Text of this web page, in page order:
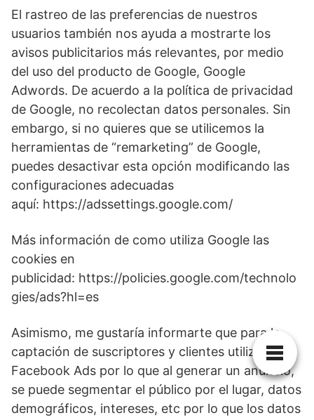
El rastreo de las preferencias de nuestros
usuarios también nos ayuda a mostrarte los
avisos publicitarios más relevantes, por medio
del uso del producto de Google, Google
Adwords. De acuerdo a la política de privacidad
de Google, no recolectan datos personales. Sin
embargo, si no quieres que se utilicemos la
herramientas de “remarketing” de Google,
puedes desactivar esta opción modificando las
configuraciones adecuadas
aquí: https://adssettings.google.com/
Más información de como utiliza Google las
cookies en
publicidad: https://policies.google.com/technolo
gies/ads?hl=es
Asimismo, me gustaría informarte que para la
captación de suscriptores y clientes utilizo
Facebook Ads por lo que al generar un anuncio,
se puede segmentar el público por el lugar, datos
demográficos, intereses, etc por lo que los datos